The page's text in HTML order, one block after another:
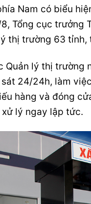
Nam có biểu
Tổng cục trưởng
thị trường 63 tỉnh,
Quản lý thị
24/24h, làm
hàng và đóng
lý ngay lập tức.